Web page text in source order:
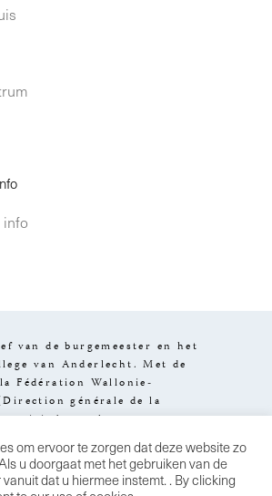
van de burgemeester en het
van Anderlecht. Met de
Fédération Wallonie-
générale de la
visit.brussels en van
Hoofdstedelijk Gewest.
Stereo Wettelijke
Algemene
om ervoor te zorgen dat deze website zo
u doorgaat met het gebruiken van de
dat u hiermee instemt. . By clicking